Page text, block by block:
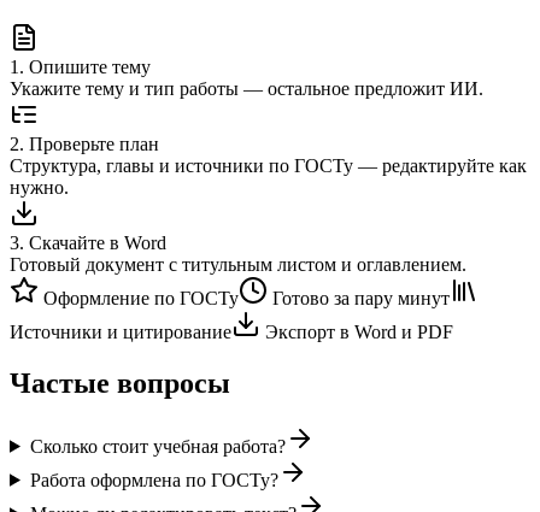
1 . Опишите тему
Укажите тему и тип работы — остальное предложит ИИ.
2. Проверьте план
Структура, главы и источники по ГОСТу — редактируйте как
нужно.
3. Скачайте в Word
Готовый документ с титульным листом и оглавлением.
Оформление по ГОСТу
Готово за пару минут
Источники и цитирование
Экспорт в Word и PDF
Частые вопросы
Сколько стоит учебная работа?
Работа оформлена по ГОСТу?